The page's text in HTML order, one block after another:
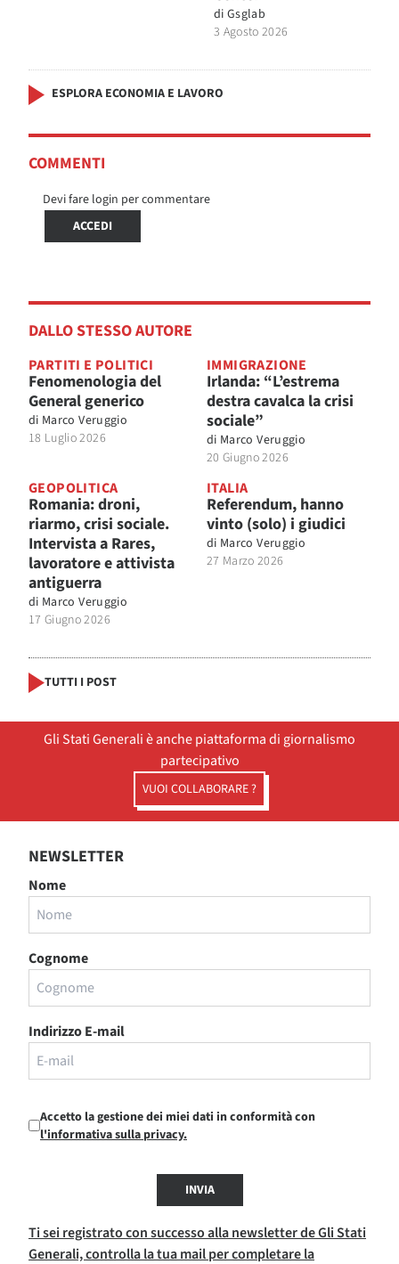
di Gsglab
3 Agosto 2026
ESPLORA ECONOMIA E LAVORO
COMMENTI
Devi fare login per commentare
ACCEDI
DALLO STESSO AUTORE
PARTITI E POLITICI
Fenomenologia del
General generico
di Marco Veruggio
18 Luglio 2026
IMMIGRAZIONE
Irlanda: “L’estrema
destra cavalca la crisi
sociale”
di Marco Veruggio
20 Giugno 2026
GEOPOLITICA
Romania: droni,
riarmo, crisi sociale.
Intervista a Rares,
lavoratore e attivista
antiguerra
di Marco Veruggio
17 Giugno 2026
ITALIA
Referendum, hanno
vinto (solo) i giudici
di Marco Veruggio
27 Marzo 2026
TUTTI I POST
Gli Stati Generali è anche piattaforma di giornalismo
partecipativo
VUOI COLLABORARE ?
NEWSLETTER
Nome
Cognome
Indirizzo E-mail
Accetto la gestione dei miei dati in conformità con
l'informativa sulla privacy.
INVIA
Ti sei registrato con successo alla newsletter de Gli Stati
Generali, controlla la tua mail per completare la